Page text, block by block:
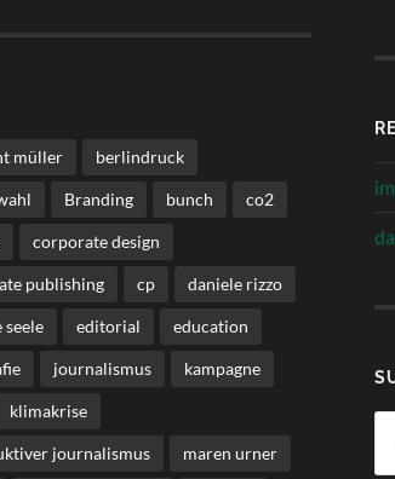
müller berlindruck
Branding bunch co2
corporate design
publishing cp daniele rizzo
seele editorial education
journalismus kampagne
klimakrise
journalismus maren urner